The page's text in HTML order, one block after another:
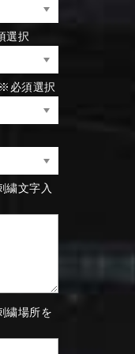
選択
必須選択
繍文字入
繍場所を